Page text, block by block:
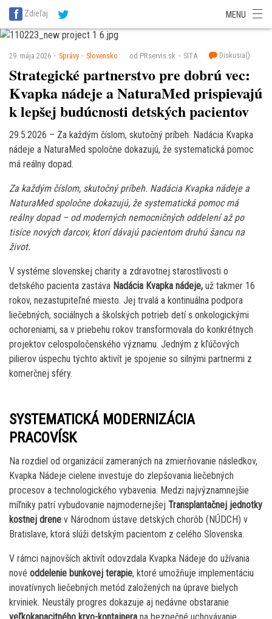
SITA Energetika
SITA Potravinárstvo
Zdieľaj MENU
29. mája 2026 Správy Slovensko od PRservis.sk SITA Diskusia()
Strategické partnerstvo pre dobrú vec:
Kvapka nádeje a NaturaMed prispievajú
k lepšej budúcnosti detských pacientov
29.5.2026 – Za každým číslom, skutočný príbeh. Nadácia Kvapka
nádeje a NaturaMed spoločne dokazujú, že systematická pomoc
má reálny dopad.
Za každým číslom, skutočný príbeh. Nadácia Kvapka nádeje a
NaturaMed spoločne dokazujú, že systematická pomoc má
reálny dopad – od moderných nemocničných oddelení až po
tisíce nových darcov, ktorí dávajú pacientom druhú šancu na
život.
V systéme slovenskej charity a zdravotnej starostlivosti o
detského pacienta zastáva Nadácia Kvapka nádeje, už takmer 16
rokov, nezastupiteľné miesto. Jej trvalá a kontinuálna podpora
liečebných, sociálnych a školských potrieb detí s onkologickými
ochoreniami, sa v priebehu rokov transformovala do konkrétnych
projektov celospoločenského významu. Jedným z kľúčových
pilierov úspechu týchto aktivít je spojenie so silnými partnermi z
komerčnej sféry.
SYSTEMATICKÁ MODERNIZÁCIA
PRACOVÍSK
Na rozdiel od organizácií zameraných na zmierňovanie následkov,
Kvapka Nádeje cielene investuje do zlepšovania liečebných
procesov a technologického vybavenia. Medzi najvýznamnejšie
míľniky patrí vybudovanie najmodernejšej Transplantačnej jednotky
kostnej drene v Národnom ústave detských chorôb (NÚDCH) v
Bratislave, ktorá slúži detským pacientom z celého Slovenska.
V rámci najnovších aktivít odovzdala Kvapka Nádeje do užívania
nové oddelenie bunkovej terapie, ktoré umožňuje implementáciu
inovatívnych liečebných metód založených na úprave bielych
krviniek. Neustály progres dokazuje aj nedávne obstaranie